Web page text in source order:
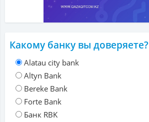
Какому банку вы доверяете?
Alatau city bank
Altyn Bank
Bereke Bank
Forte Bank
Банк RBK